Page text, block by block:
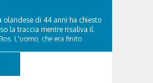
olandese di 44 anni ha chiesto
la traccia mentre risaliva il
L'uomo, che era finito